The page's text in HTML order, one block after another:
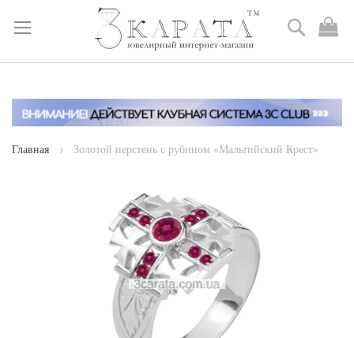
Skip
Content
Поиск
Главная Золотой перстень с рубином «Мальтийский Крест»